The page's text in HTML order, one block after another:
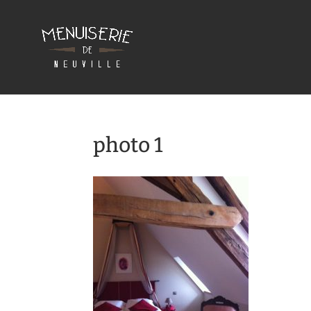
photo 1